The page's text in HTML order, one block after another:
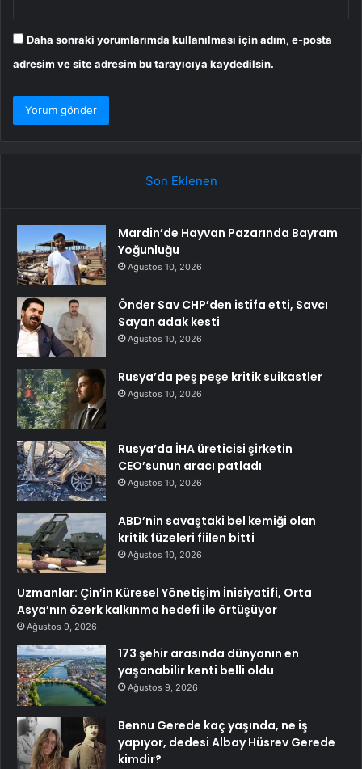
Daha sonraki yorumlarımda kullanılması için adım, e-posta
adresim ve site adresim bu tarayıcıya kaydedilsin.
Son Eklenen
Mardin’de Hayvan Pazarında Bayram
Yoğunluğu
Ağustos 10, 2026
Önder Sav CHP’den istifa etti, Savcı
Sayan adak kesti
Ağustos 10, 2026
Rusya’da peş peşe kritik suikastler
Ağustos 10, 2026
Rusya’da İHA üreticisi şirketin
CEO’sunun aracı patladı
Ağustos 10, 2026
ABD’nin savaştaki bel kemiği olan
kritik füzeleri fiilen bitti
Ağustos 10, 2026
Uzmanlar: Çin’in Küresel Yönetişim İnisiyatifi, Orta
Asya’nın özerk kalkınma hedefi ile örtüşüyor
Ağustos 9, 2026
173 şehir arasında dünyanın en
yaşanabilir kenti belli oldu
Ağustos 9, 2026
Bennu Gerede kaç yaşında, ne iş
yapıyor, dedesi Albay Hüsrev Gerede
kimdir?